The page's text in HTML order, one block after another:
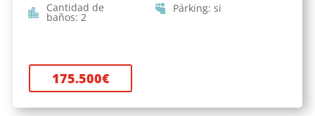
Cantidad de
baños: 2
Párking: si
175.500€